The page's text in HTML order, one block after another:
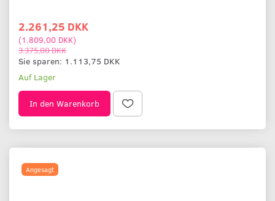
2.261,25 DKK
(1.809,00 DKK)
3.375,00 DKK
Sie sparen: 1.113,75 DKK
Auf Lager
In den Warenkorb
Angesagt